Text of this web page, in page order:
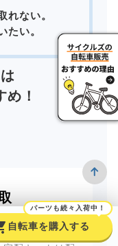
れない。
たい。
め！
配買取」。配
パーツも続々入荷中！
自転車を購入する